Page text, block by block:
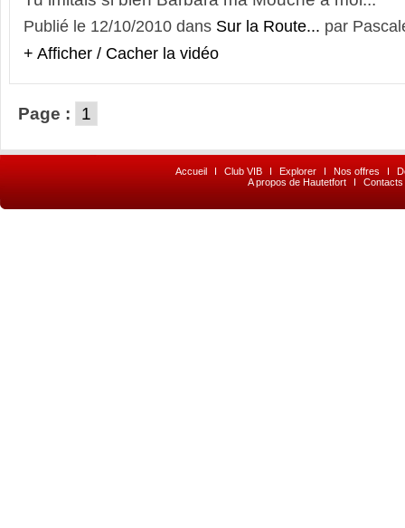
Publié le 12/10/2010 dans Sur la Route... par
+ Afficher / Cacher la vidéo
Page : 1
Accueil I Club VIB I Explorer I Nos offres I
A propos de Hautetfort
I Contacts